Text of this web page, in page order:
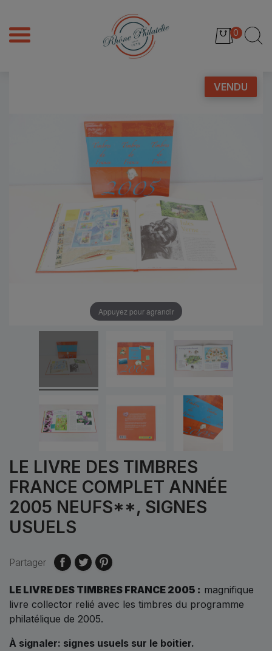
0
VENDU
Appuyez pour agrandir
LE LIVRE DES TIMBRES
FRANCE COMPLET ANNÉE
2005 NEUFS**, SIGNES
USUELS
Partager
LE LIVRE DES TIMBRES FRANCE 2005 : magnifique
livre collector relié avec les timbres du programme
philatélique de 2005.
À signaler: signes usuels sur le boitier.